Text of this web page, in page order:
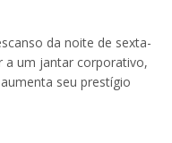
da noite de sexta-
a um jantar corporativo,
seu prestígio